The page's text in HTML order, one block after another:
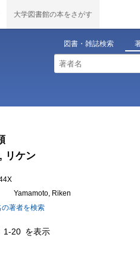
大学図書館の本をさがす
図書・雑誌検索
リケン
Yamamoto, Riken
の著者を検索
1-20 を表示